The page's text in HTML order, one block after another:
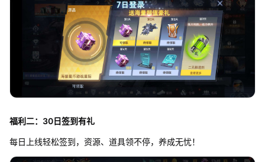
福利二：30日签到有礼
每日上线轻松签到，资源、道具领不停，养成无忧！